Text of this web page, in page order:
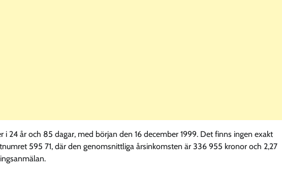
24 år och 85 dagar, med början den 16 december 1999. Det finns ingen exakt
595 71, där den genomsnittliga årsinkomsten är 336 955 kronor och 2,27